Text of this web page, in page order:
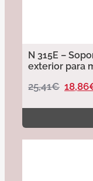
N 315E –
exterior para
25,41€ 18,86